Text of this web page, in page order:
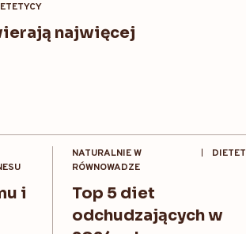
najwięcej
i
NATURALNIE W
RÓWNOWADZE
Top 5 diet
odchudzających w